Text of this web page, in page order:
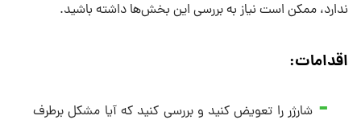
ندارد، ممکن است نیاز به بررسی این بخش‌ها داشته باشید.
اقدامات:
شارژر را تعویض کنید و بررسی کنید که آیا مشکل برطرف